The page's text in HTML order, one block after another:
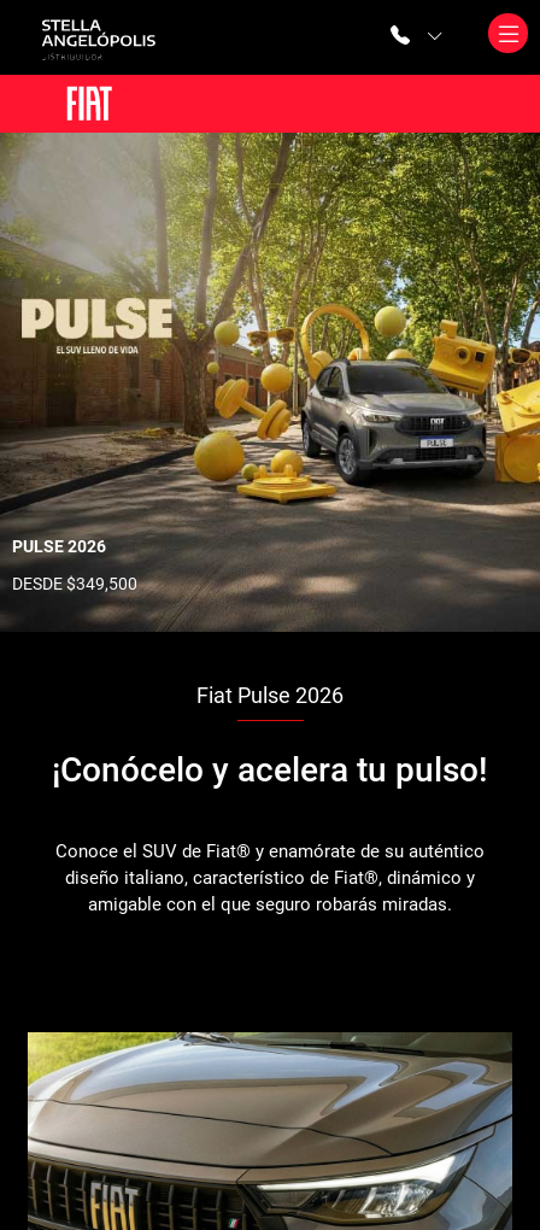
PULSE 2026
DESDE $349,500
Fiat Pulse 2026
¡Conócelo y acelera tu pulso!
Conoce el SUV de Fiat® y enamórate de su auténtico
diseño italiano, característico de Fiat®, dinámico y
amigable con el que seguro robarás miradas.